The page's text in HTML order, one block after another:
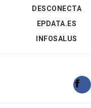
DESCONECTA
EPDATA.ES
INFOSALUS